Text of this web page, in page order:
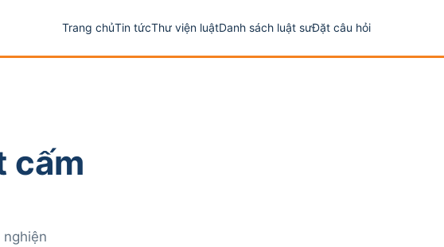
Trang chủTin tứcThư viện luậtDanh sách luật sưĐặt câu hỏi
cấm